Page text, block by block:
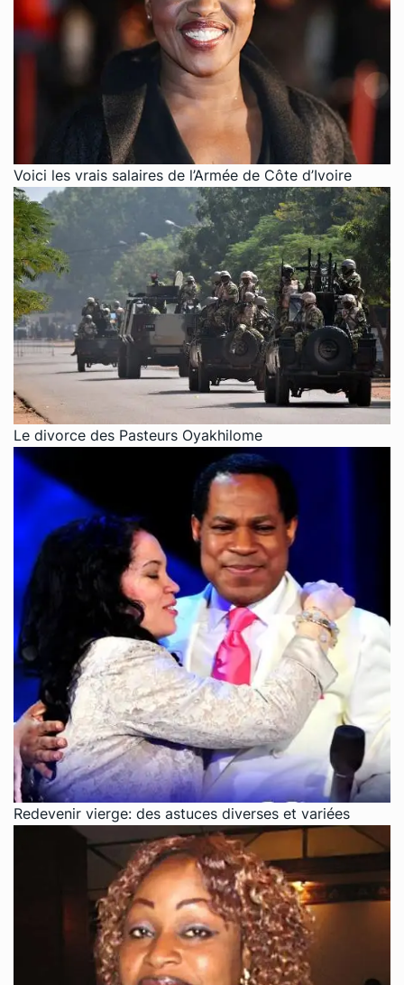
Voici les vrais salaires de l’Armée de Côte d’Ivoire
Le divorce des Pasteurs Oyakhilome
Redevenir vierge: des astuces diverses et variées